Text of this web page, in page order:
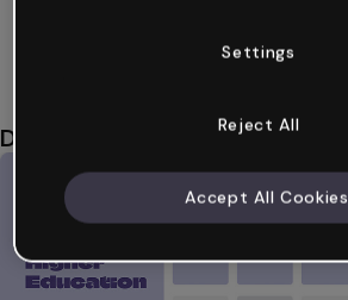
Das könnte dir auch gefallen
Settings
Reject All
Accept All Cookies